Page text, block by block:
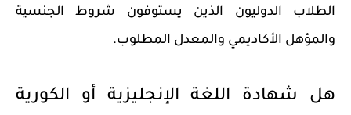
الطلاب الدوليون الذين يستوفون شروط الجنسية
والمؤهل الأكاديمي والمعدل المطلوب.
هل شهادة اللغة الإنجليزية أو الكورية